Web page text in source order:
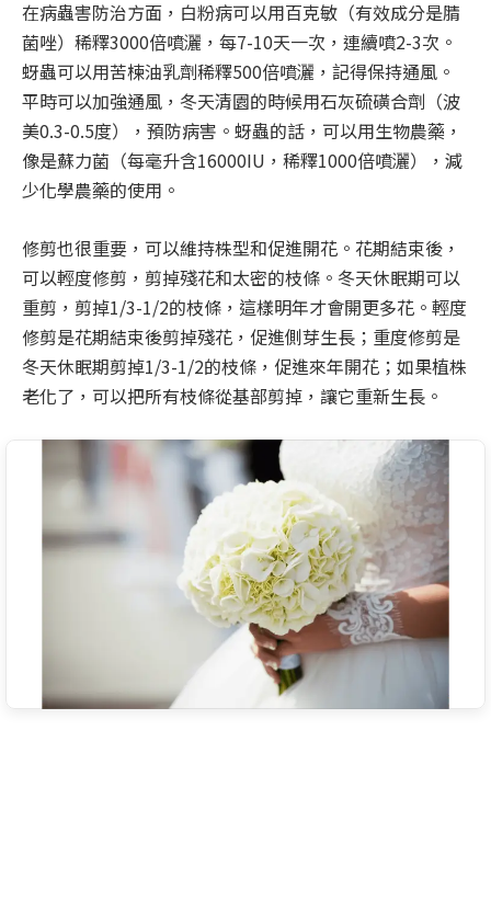
在病蟲害防治方面，白粉病可以用百克敏（有效成分是腈
菌唑）稀釋3000倍噴灑，每7-10天一次，連續噴2-3次。
蚜蟲可以用苦楝油乳劑稀釋500倍噴灑，記得保持通風。
平時可以加強通風，冬天清園的時候用石灰硫磺合劑（波
美0.3-0.5度），預防病害。蚜蟲的話，可以用生物農藥，
像是蘇力菌（每毫升含16000IU，稀釋1000倍噴灑），減
少化學農藥的使用。
修剪也很重要，可以維持株型和促進開花。花期結束後，
可以輕度修剪，剪掉殘花和太密的枝條。冬天休眠期可以
重剪，剪掉1/3-1/2的枝條，這樣明年才會開更多花。輕度
修剪是花期結束後剪掉殘花，促進側芽生長；重度修剪是
冬天休眠期剪掉1/3-1/2的枝條，促進來年開花；如果植株
老化了，可以把所有枝條從基部剪掉，讓它重新生長。